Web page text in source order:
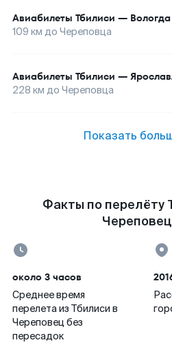
Авиабилеты Тбилиси — Вологда
109 км до Череповца
Авиабилеты Тбилиси —
228 км до Череповца
Показать
Факты по перелёту
Череповец
около 3 часов
Среднее время
перелета из Тбилиси в
Череповец без
пересадок